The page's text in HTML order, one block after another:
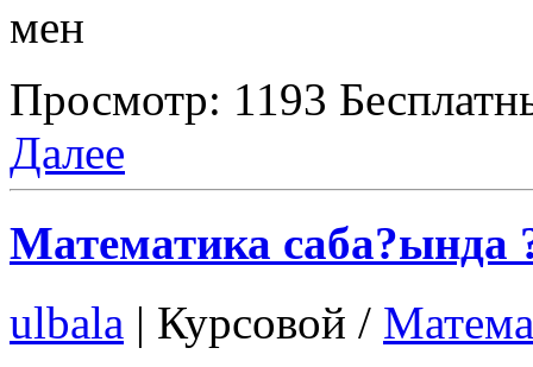
мен
Просмотр: 1193
Далее
Математика саба?ында
ulbala | Курсовой /